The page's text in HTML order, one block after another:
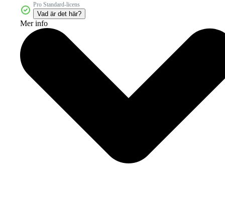
Pro Standard-licens
Vad är det här?
Mer info